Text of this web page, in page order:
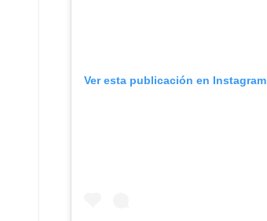
Ver esta publicación en Instagram